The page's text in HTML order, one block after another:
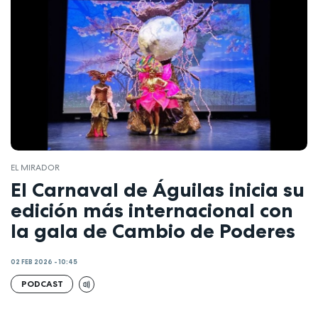
EL MIRADOR
El Carnaval de Águilas inicia su
edición más internacional con
la gala de Cambio de Poderes
02 FEB 2026 - 10:45
PODCAST